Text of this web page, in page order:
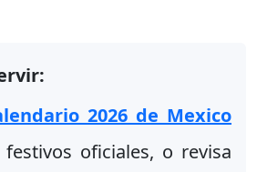
2026 de Mexico
oficiales, o revisa